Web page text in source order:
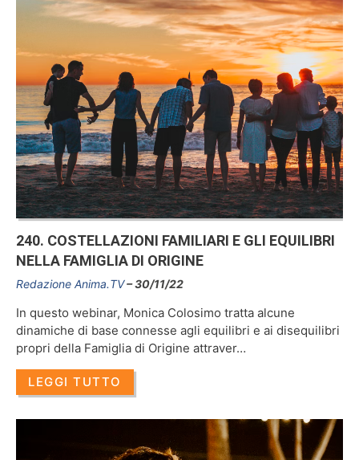
240. COSTELLAZIONI FAMILIARI E GLI EQUILIBRI
NELLA FAMIGLIA DI ORIGINE
Redazione Anima.TV 30/11/22
In questo webinar, Monica Colosimo tratta alcune
dinamiche di base connesse agli equilibri e ai disequilibri
propri della Famiglia di Origine attraver…
LEGGI TUTTO